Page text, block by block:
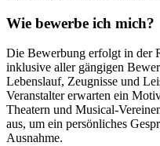
Wie bewerbe ich mich?
Die Bewerbung erfolgt in der
inklusive aller gängigen
Lebenslauf, Zeugnisse und
Veranstalter erwarten ein
Theatern und Musical-
aus, um ein persönliches
Ausnahme.